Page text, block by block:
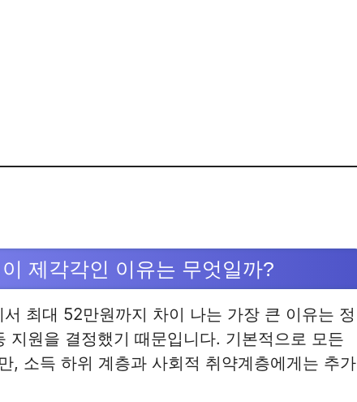
제각각인 이유는 무엇일까?
최대 52만원까지 차이 나는 가장 큰 이유는 정
지원을 결정했기 때문입니다. 기본적으로 모든
, 소득 하위 계층과 사회적 취약계층에게는 추가